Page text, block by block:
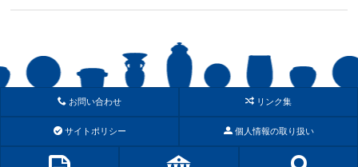
お問い合わせ リンク集
サイトポリシー 個人情報の取り扱い